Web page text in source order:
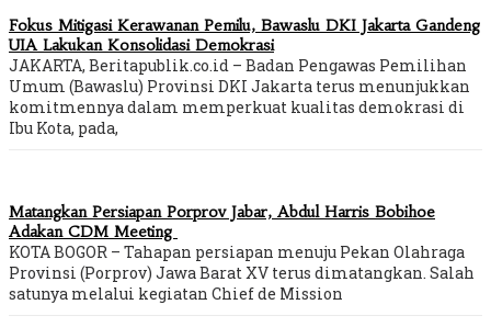
Fokus Mitigasi Kerawanan Pemilu, Bawaslu DKI Jakarta Gandeng
UIA Lakukan Konsolidasi Demokrasi
JAKARTA, Beritapublik.co.id – Badan Pengawas Pemilihan
Umum (Bawaslu) Provinsi DKI Jakarta terus menunjukkan
komitmennya dalam memperkuat kualitas demokrasi di
Ibu Kota, pada,
Matangkan Persiapan Porprov Jabar, Abdul Harris Bobihoe
Adakan CDM Meeting
KOTA BOGOR – Tahapan persiapan menuju Pekan Olahraga
Provinsi (Porprov) Jawa Barat XV terus dimatangkan. Salah
satunya melalui kegiatan Chief de Mission